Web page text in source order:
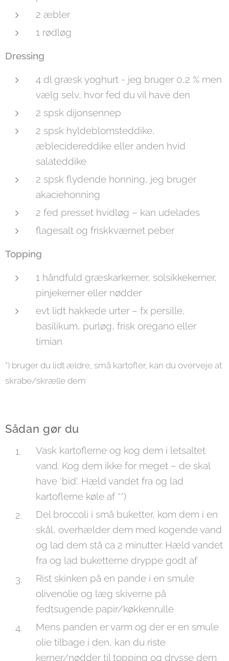
2 æbler
1 rødløg
Dressing
4 dl græsk yoghurt - jeg bruger 0,2 % men
vælg selv, hvor fed du vil have den
2 spsk dijonsennep
2 spsk hyldeblomsteddike,
æblecidereddike eller anden hvid
salateddike
2 spsk flydende honning, jeg bruger
akaciehonning
2 fed presset hvidløg – kan udelades
flagesalt og friskkværnet peber
Topping
1 håndfuld græskarkerner, solsikkekerner,
pinjekerner eller nødder
evt lidt hakkede urter – fx persille,
basilikum, purløg, frisk oregano eller
timian
*) bruger du lidt ældre, små kartofler, kan du overveje at
skrabe/skrælle dem
Sådan gør du
Vask kartoflerne og kog dem i letsaltet
vand. Kog dem ikke for meget – de skal
have 'bid'. Hæld vandet fra og lad
kartoflerne køle af **)
Del broccoli i små buketter, kom dem i en
skål, overhælder dem med kogende vand
og lad dem stå ca 2 minutter. Hæld vandet
fra og lad buketterne dryppe godt af
Rist skinken på en pande i en smule
olivenolie og læg skiverne på
fedtsugende papir/køkkenrulle
Mens panden er varm og der er en smule
olie tilbage i den, kan du riste
kerner/nødder til topping og drysse dem